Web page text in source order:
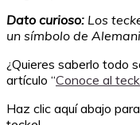
Dato curioso: Los
un símbolo de
¿Quieres saberlo todo
artículo “Conoce al
Haz clic aquí abajo